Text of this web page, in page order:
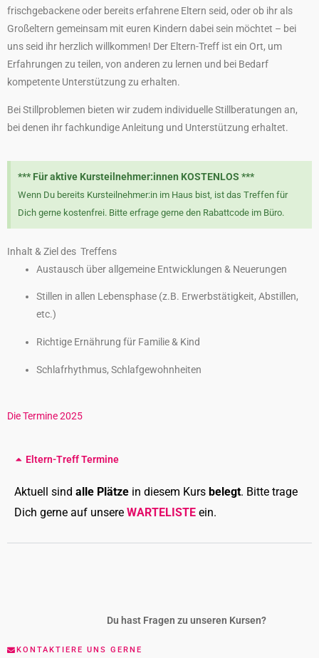
frischgebackene oder bereits erfahrene Eltern seid, oder ob ihr als
Großeltern gemeinsam mit euren Kindern dabei sein möchtet – bei
uns seid ihr herzlich willkommen! Der Eltern-Treff ist ein Ort, um
Erfahrungen zu teilen, von anderen zu lernen und bei Bedarf
kompetente Unterstützung zu erhalten.
Bei Stillproblemen bieten wir zudem individuelle Stillberatungen an,
bei denen ihr fachkundige Anleitung und Unterstützung erhaltet.
*** Für aktive Kursteilnehmer:innen KOSTENLOS ***
Wenn Du bereits Kursteilnehmer:in im Haus bist, ist das Treffen für
Dich gerne kostenfrei. Bitte erfrage gerne den Rabattcode im Büro.
Inhalt & Ziel des Treffens
Austausch über allgemeine Entwicklungen & Neuerungen
Stillen in allen Lebensphase (z.B. Erwerbstätigkeit, Abstillen,
etc.)
Richtige Ernährung für Familie & Kind
Schlafrhythmus, Schlafgewohnheiten
Die Termine 2025
Eltern-Treff Termine
Aktuell sind alle Plätze in diesem Kurs belegt. Bitte trage
Dich gerne auf unsere WARTELISTE ein.
Du hast Fragen zu unseren Kursen?
KONTAKTIERE UNS GERNE